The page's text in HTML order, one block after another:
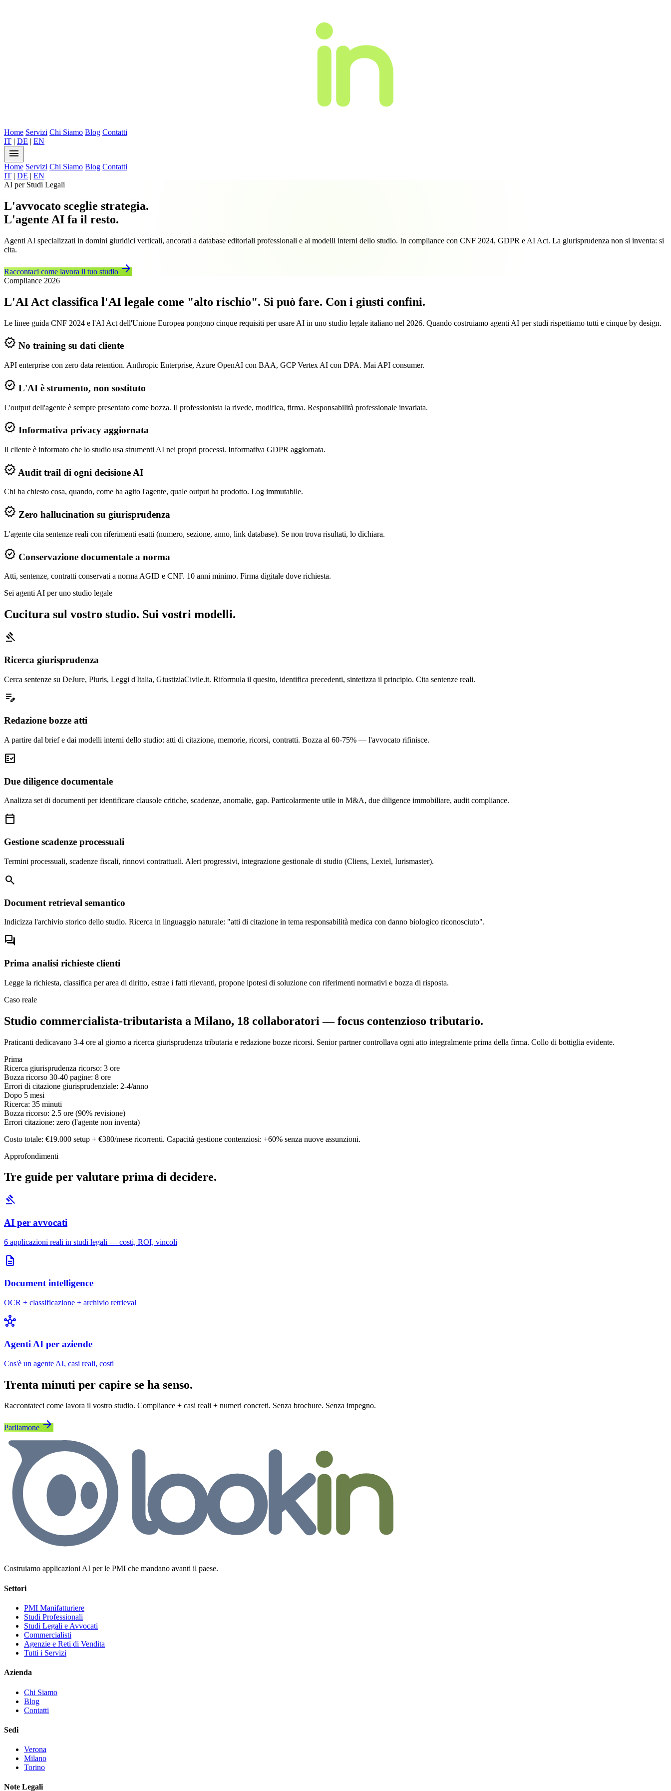
Home Servizi Chi Siamo Blog Contatti
IT | DE | EN
menu
Home Servizi Chi Siamo Blog Contatti
IT | DE | EN
AI per Studi Legali
L'avvocato sceglie strategia.
L'agente AI fa il resto.
Agenti AI specializzati in domini giuridici verticali, ancorati a database editoriali professionali e ai modelli interni dello studio. In compliance con CNF 2024, GDPR e AI Act. La giurisprudenza non si inventa: si
cita.
Raccontaci come lavora il tuo studio arrow_forward
Compliance 2026
L'AI Act classifica l'AI legale come "alto rischio". Si può fare. Con i giusti confini.
Le linee guida CNF 2024 e l'AI Act dell'Unione Europea pongono cinque requisiti per usare AI in uno studio legale italiano nel 2026. Quando costruiamo agenti AI per studi rispettiamo tutti e cinque by design.
verified No training su dati cliente
API enterprise con zero data retention. Anthropic Enterprise, Azure OpenAI con BAA, GCP Vertex AI con DPA. Mai API consumer.
verified L'AI è strumento, non sostituto
L'output dell'agente è sempre presentato come bozza. Il professionista la rivede, modifica, firma. Responsabilità professionale invariata.
verified Informativa privacy aggiornata
Il cliente è informato che lo studio usa strumenti AI nei propri processi. Informativa GDPR aggiornata.
verified Audit trail di ogni decisione AI
Chi ha chiesto cosa, quando, come ha agito l'agente, quale output ha prodotto. Log immutabile.
verified Zero hallucination su giurisprudenza
L'agente cita sentenze reali con riferimenti esatti (numero, sezione, anno, link database). Se non trova risultati, lo dichiara.
verified Conservazione documentale a norma
Atti, sentenze, contratti conservati a norma AGID e CNF. 10 anni minimo. Firma digitale dove richiesta.
Sei agenti AI per uno studio legale
Cucitura sul vostro studio. Sui vostri modelli.
gavel
Ricerca giurisprudenza
Cerca sentenze su DeJure, Pluris, Leggi d'Italia, GiustiziaCivile.it. Riformula il quesito, identifica precedenti, sintetizza il principio. Cita sentenze reali.
edit_note
Redazione bozze atti
A partire dal brief e dai modelli interni dello studio: atti di citazione, memorie, ricorsi, contratti. Bozza al 60-75% — l'avvocato rifinisce.
fact_check
Due diligence documentale
Analizza set di documenti per identificare clausole critiche, scadenze, anomalie, gap. Particolarmente utile in M&A, due diligence immobiliare, audit compliance.
calendar_today
Gestione scadenze processuali
Termini processuali, scadenze fiscali, rinnovi contrattuali. Alert progressivi, integrazione gestionale di studio (Cliens, Lextel, Iurismaster).
search
Document retrieval semantico
Indicizza l'archivio storico dello studio. Ricerca in linguaggio naturale: "atti di citazione in tema responsabilità medica con danno biologico riconosciuto".
forum
Prima analisi richieste clienti
Legge la richiesta, classifica per area di diritto, estrae i fatti rilevanti, propone ipotesi di soluzione con riferimenti normativi e bozza di risposta.
Caso reale
Studio commercialista-tributarista a Milano, 18 collaboratori — focus contenzioso tributario.
Praticanti dedicavano 3-4 ore al giorno a ricerca giurisprudenza tributaria e redazione bozze ricorsi. Senior partner controllava ogni atto integralmente prima della firma. Collo di bottiglia evidente.
Prima
Ricerca giurisprudenza ricorso: 3 ore
Bozza ricorso 30-40 pagine: 8 ore
Errori di citazione giurisprudenziale: 2-4/anno
Dopo 5 mesi
Ricerca: 35 minuti
Bozza ricorso: 2.5 ore (90% revisione)
Errori citazione: zero (l'agente non inventa)
Costo totale: €19.000 setup + €380/mese ricorrenti. Capacità gestione contenziosi: +60% senza nuove assunzioni.
Approfondimenti
Tre guide per valutare prima di decidere.
gavel
AI per avvocati
6 applicazioni reali in studi legali — costi, ROI, vincoli
description
Document intelligence
OCR + classificazione + archivio retrieval
hub
Agenti AI per aziende
Cos'è un agente AI, casi reali, costi
Trenta minuti per capire se ha senso.
Raccontateci come lavora il vostro studio. Compliance + casi reali + numeri concreti. Senza brochure. Senza impegno.
Parliamone arrow_forward
Costruiamo applicazioni AI per le PMI che mandano avanti il paese.
Settori
PMI Manifatturiere
Studi Professionali
Studi Legali e Avvocati
Commercialisti
Agenzie e Reti di Vendita
Tutti i Servizi
Azienda
Chi Siamo
Blog
Contatti
Sedi
Verona
Milano
Torino
Note Legali